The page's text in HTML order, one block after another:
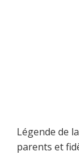
Légende de
parents et